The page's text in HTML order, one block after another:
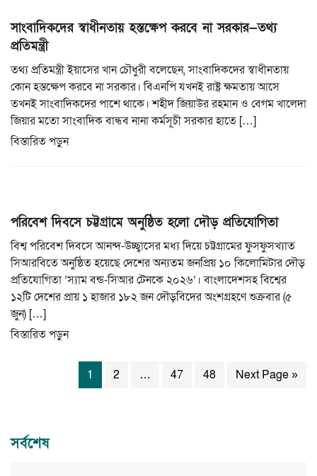
সাংবাদিকদের স্বাধীনতায় হস্তক্ষেপ করবে না সরকার—তথ্য
প্রতিমন্ত্রী
তথ্য প্রতিমন্ত্রী ইয়াসের খান চৌধুরী বলেছেন, সাংবাদিকদের স্বাধীনতায়
কোন হস্তক্ষেপ করবে না সরকার। বিএনপি যখনই রাষ্ট্র ক্ষমতায় আসে
তখনই সাংবাদিকদের পাশে থাকে। শহীদ জিয়াউর রহমান ও বেগম খালেদা
জিয়ার মতো সাংবাদিক বান্ধব নানা কর্মসূচী সরকার হাতে […]
বিস্তারিত পড়ুন
পরিবেশ দিবসে চট্টগ্রামে অনুষ্ঠিত হলো দৌড় প্রতিযোগিতা
বিশ্ব পরিবেশ দিবসে আনন্দ-উচ্ছ্বাসের মধ্য দিয়ে চট্টগ্রামের ফুসফুসখ্যাত
সিআরবিতে অনুষ্ঠিত হয়েছে দেশের অন্যতম জনপ্রিয় ১০ কিলোমিটার দৌড়
প্রতিযোগিতা ‘স্যাম বন্ড-সিআর টেনকে ২০২৬’। বাংলাদেশসহ বিশ্বের
১২টি দেশের প্রায় ১ হাজার ১৮২ জন দৌড়বিদের অংশগ্রহণে শুক্রবার (৫
জুন) […]
বিস্তারিত পড়ুন
1 2 … 47 48 Next Page »
সর্বশেষ